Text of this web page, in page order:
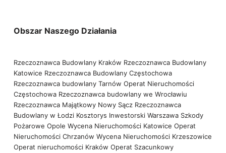
Obszar Naszego Działania
Rzeczoznawca Budowlany Kraków Rzeczoznawca Budowlany
Katowice Rzeczoznawca Budowlany Częstochowa
Rzeczoznawca budowlany Tarnów Operat Nieruchomości
Częstochowa Rzeczoznawca budowlany we Wrocławiu
Rzeczoznawca Majątkowy Nowy Sącz Rzeczoznawca
Budowlany w Łodzi Kosztorys Inwestorski Warszawa Szkody
Pożarowe Opole Wycena Nieruchomości Katowice Operat
Nieruchomości Chrzanów Wycena Nieruchomości Krzeszowice
Operat nieruchomości Kraków Operat Szacunkowy